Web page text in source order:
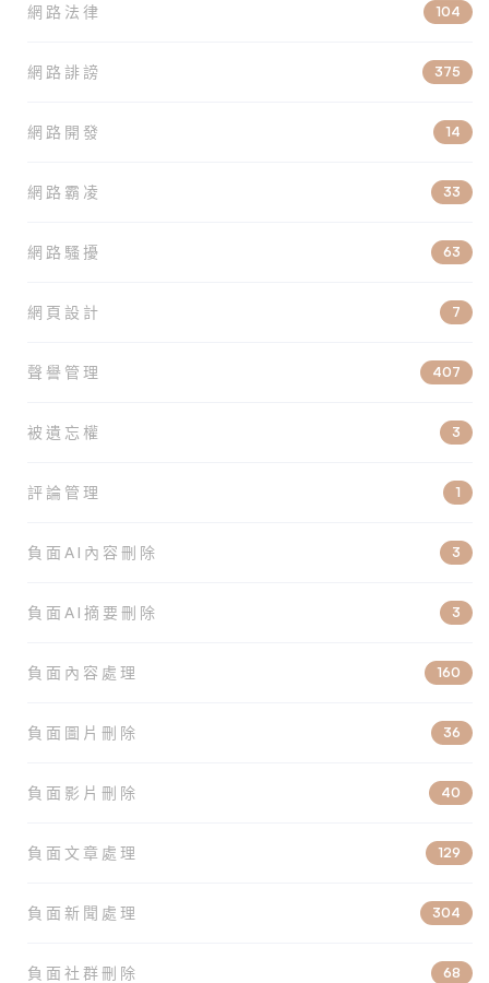
網路法律 104
網路誹謗 375
網路開發 14
網路霸凌 33
網路騷擾 63
網頁設計 7
聲譽管理 407
被遺忘權 3
評論管理 1
負面AI內容刪除 3
負面AI摘要刪除 3
負面內容處理 160
負面圖片刪除 36
負面影片刪除 40
負面文章處理 129
負面新聞處理 304
負面社群刪除 68